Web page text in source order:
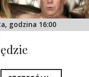
godzina 16:00